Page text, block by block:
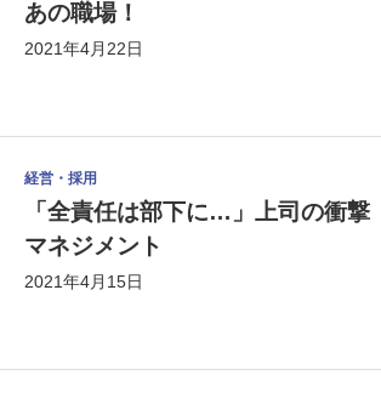
あの職場！
2021年4月22日
経営・採用
「全責任は部下に…」上司の衝撃
マネジメント
2021年4月15日